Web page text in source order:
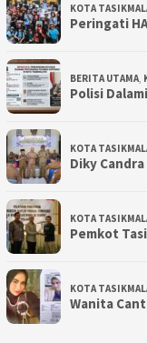
KOTA
Peringati
BERITA UTAMA,
Polisi
KOTA
Diky
KOTA
Pemkot
KOTA
Wanita